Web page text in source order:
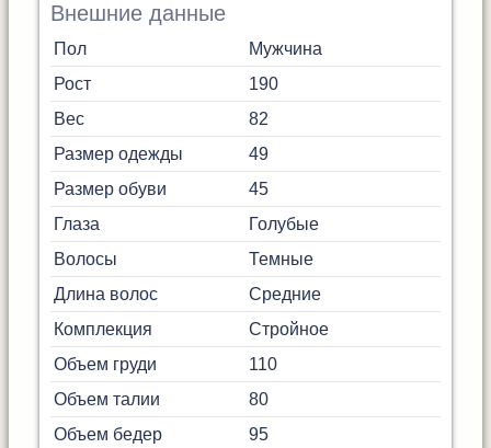
Внешние данные
Пол
Мужчина
Рост
190
Вес
82
Размер одежды
49
Размер обуви
45
Глаза
Голубые
Волосы
Темные
Длина волос
Средние
Комплекция
Стройное
Объем груди
110
Объем талии
80
Объем бедер
95